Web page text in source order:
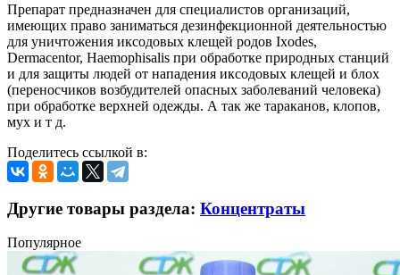
Препарат предназначен для специалистов организаций,
имеющих право заниматься дезинфекционной деятельностью
для уничтожения иксодовых клещей родов Ixodes,
Dermacentor, Haemophisalis при обработке природных станций
и для защиты людей от нападения иксодовых клещей и блох
(переносчиков возбудителей опасных заболеваний человека)
при обработке верхней одежды. А так же тараканов, клопов,
мух и т д.
Поделитесь ссылкой в:
Другие товары раздела: Концентраты
Популярное